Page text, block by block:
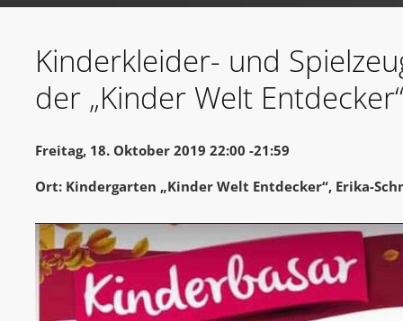
Kinderkleider- und
der „Kinder Welt
Freitag, 18. Oktober 2019 22:00 -21:59
Ort: Kindergarten „Kinder Welt Entdecker“, Erika-